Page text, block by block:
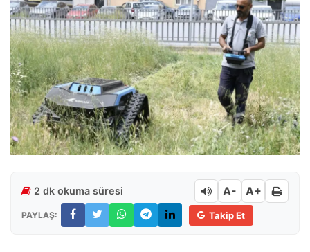
2 dk okuma süresi A- A+
PAYLAŞ: Takip Et